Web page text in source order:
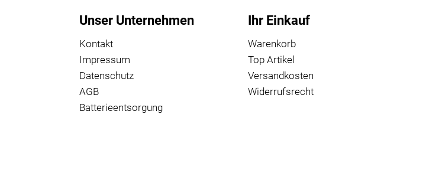
Unser Unternehmen
Kontakt
Impressum
Datenschutz
AGB
Batterieentsorgung
Ihr Einkauf
Warenkorb
Top Artikel
Versandkosten
Widerrufsrecht